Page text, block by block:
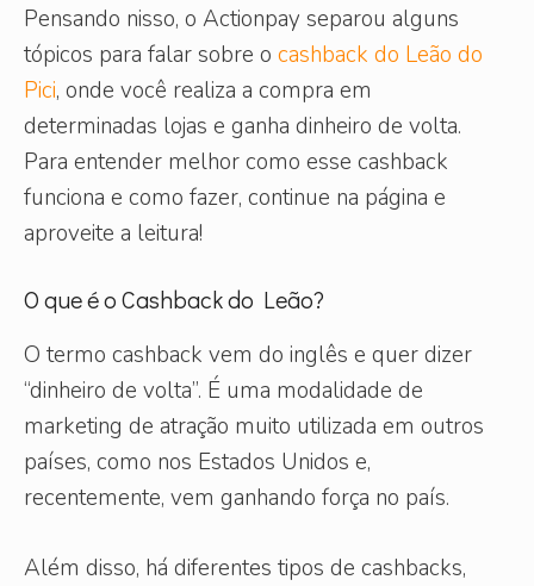
Pensando nisso, o Actionpay separou alguns
tópicos para falar sobre o cashback do Leão do
Pici, onde você realiza a compra em
determinadas lojas e ganha dinheiro de volta.
Para entender melhor como esse cashback
funciona e como fazer, continue na página e
aproveite a leitura!
O que é o Cashback do Leão?
O termo cashback vem do inglês e quer dizer
“dinheiro de volta”. É uma modalidade de
marketing de atração muito utilizada em outros
países, como nos Estados Unidos e,
recentemente, vem ganhando força no país.
Além disso, há diferentes tipos de cashbacks,